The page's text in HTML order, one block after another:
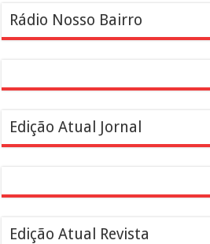
Rádio Nosso Bairro
Edição Atual Jornal
Edição Atual Revista